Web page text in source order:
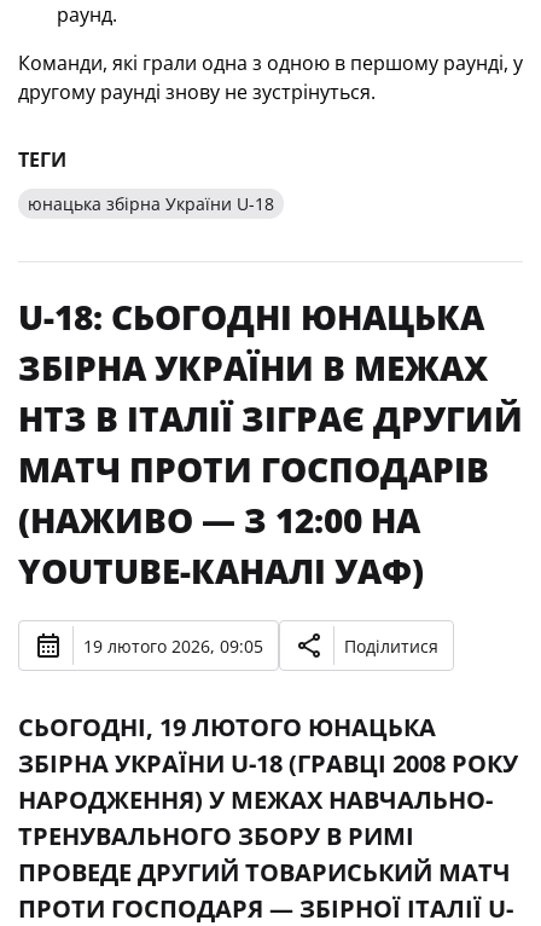
раунд.
Команди, які грали одна з одною в першому раунді, у
другому раунді знову не зустрінуться.
ТЕГИ
юнацька збірна України U-18
U-18: СЬОГОДНІ ЮНАЦЬКА
ЗБІРНА УКРАЇНИ В МЕЖАХ
НТЗ В ІТАЛІЇ ЗІГРАЄ ДРУГИЙ
МАТЧ ПРОТИ ГОСПОДАРІВ
(НАЖИВО — З 12:00 НА
YOUTUBE-КАНАЛІ УАФ)
19 лютого 2026, 09:05 Поділитися
СЬОГОДНІ, 19 ЛЮТОГО ЮНАЦЬКА
ЗБІРНА УКРАЇНИ U-18 (ГРАВЦІ 2008 РОКУ
НАРОДЖЕННЯ) У МЕЖАХ НАВЧАЛЬНО-
ТРЕНУВАЛЬНОГО ЗБОРУ В РИМІ
ПРОВЕДЕ ДРУГИЙ ТОВАРИСЬКИЙ МАТЧ
ПРОТИ ГОСПОДАРЯ — ЗБІРНОЇ ІТАЛІЇ U-